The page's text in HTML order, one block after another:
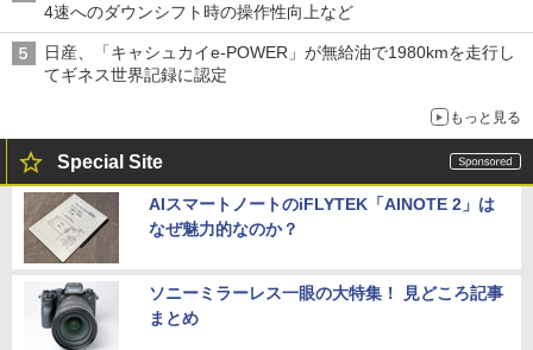
4速へのダウンシフト時の操作性向上など
日産、「キャシュカイe-POWER」が無給油で1980kmを走行し
てギネス世界記録に認定
もっと見る
Special Site
AIスマートノートのiFLYTEK「AINOTE 2」は
なぜ魅力的なのか？
ソニーミラーレス一眼の大特集！ 見どころ記事
まとめ